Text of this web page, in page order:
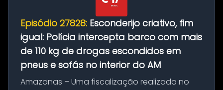
Episódio 27828: Esconderijo criativo, fim
igual: Polícia intercepta barco com mais
de 110 kg de drogas escondidos em
pneus e sofás no interior do AM
Amazonas – Uma fiscalização realizada no